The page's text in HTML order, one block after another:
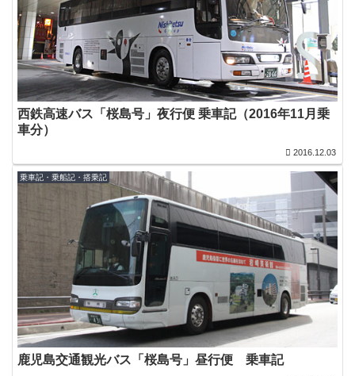
西鉄高速バス「桜島号」夜行便 乗車記（2016年11月乗
車分）
2016.12.03
乗車記・乗船記・搭乗記
鹿児島交通観光バス「桜島号」昼行便 乗車記